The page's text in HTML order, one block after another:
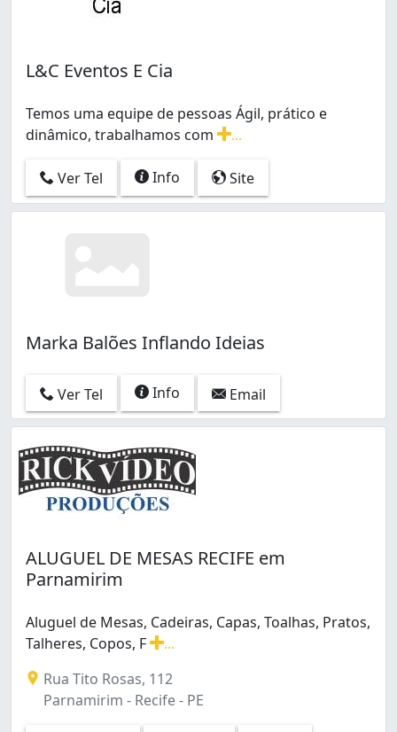
L&C Eventos E Cia
Temos uma equipe de pessoas Ágil, prático e
dinâmico, trabalhamos com
Ver Tel
Info Site
Marka Balões Inflando Ideias
Ver Tel Info Email
ALUGUEL DE MESAS RECIFE em
Parnamirim
Aluguel de Mesas, Cadeiras, Capas, Toalhas, Pratos,
Talheres, Copos, F
Rua Tito Rosas, 112
Parnamirim - Recife - PE